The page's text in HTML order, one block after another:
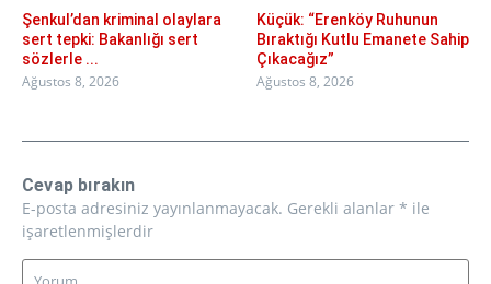
Şenkul’dan kriminal olaylara
sert tepki: Bakanlığı sert
sözlerle ...
Ağustos 8, 2026
Küçük: “Erenköy Ruhunun
Bıraktığı Kutlu Emanete Sahip
Çıkacağız”
Ağustos 8, 2026
Cevap bırakın
E-posta adresiniz yayınlanmayacak. Gerekli alanlar * ile
işaretlenmişlerdir